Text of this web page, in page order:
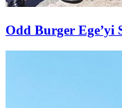
Odd Burger Ege’yi